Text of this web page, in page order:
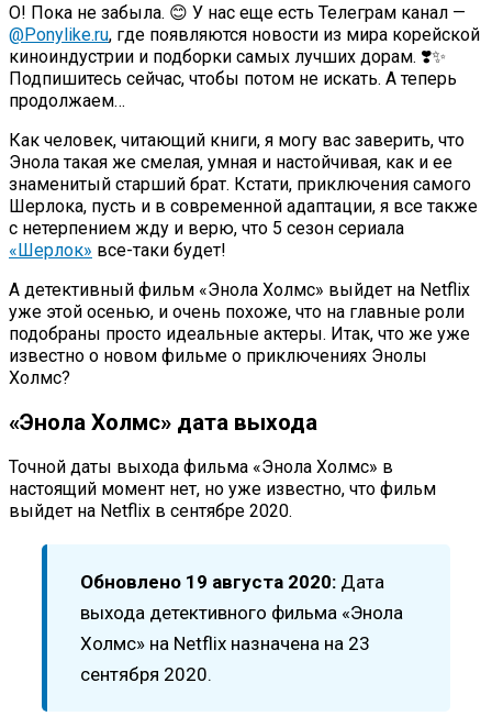
О! Пока не забыла. 😊 У нас еще есть Телеграм канал —
@Ponylike.ru, где появляются новости из мира корейской
киноиндустрии и подборки самых лучших дорам. ❣️✨
Подпишитесь сейчас, чтобы потом не искать. А теперь
продолжаем…
Как человек, читающий книги, я могу вас заверить, что
Энола такая же смелая, умная и настойчивая, как и ее
знаменитый старший брат. Кстати, приключения самого
Шерлока, пусть и в современной адаптации, я все также
с нетерпением жду и верю, что 5 сезон сериала
«Шерлок» все-таки будет!
А детективный фильм «Энола Холмс» выйдет на Netflix
уже этой осенью, и очень похоже, что на главные роли
подобраны просто идеальные актеры. Итак, что же уже
известно о новом фильме о приключениях Энолы
Холмс?
«Энола Холмс» дата выхода
Точной даты выхода фильма «Энола Холмс» в
настоящий момент нет, но уже известно, что фильм
выйдет на Netflix в сентябре 2020.
Обновлено 19 августа 2020: Дата
выхода детективного фильма «Энола
Холмс» на Netflix назначена на 23
сентября 2020.